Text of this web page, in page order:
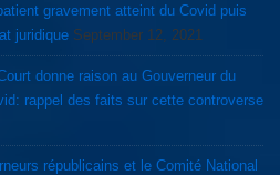
gravement atteint du Covid puis
juridique September 12, 2021
donne raison au Gouverneur du
rappel des faits sur cette controverse
républicains et le Comité National